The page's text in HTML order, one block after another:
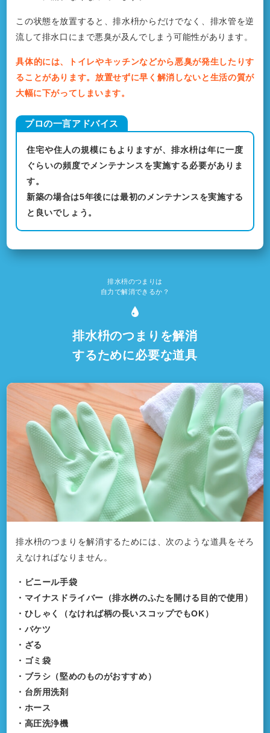
この状態を放置すると、排水枡からだけでなく、排水管を逆
流して排水口にまで悪臭が及んでしまう可能性があります。
具体的には、トイレやキッチンなどから悪臭が発生したりす
ることがあります。放置せずに早く解消しないと生活の質が
大幅に下がってしまいます。
住宅や住人の規模にもよりますが、排水枡は年に一度
ぐらいの頻度でメンテナンスを実施する必要がありま
す。
新築の場合は5年後には最初のメンテナンスを実施する
と良いでしょう。
排水枡のつまりは
自力で解消できるか？
排水枡のつまりを解消
するために必要な道具
排水枡のつまりを解消するためには、次のような道具をそろ
えなければなりません。
・ビニール手袋
・マイナスドライバー（排水桝のふたを開ける目的で使用）
・ひしゃく（なければ柄の長いスコップでもOK）
・バケツ
・ざる
・ゴミ袋
・ブラシ（堅めのものがおすすめ）
・台所用洗剤
・ホース
・高圧洗浄機